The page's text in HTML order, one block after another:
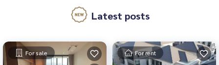
Latest posts
For sale For rent